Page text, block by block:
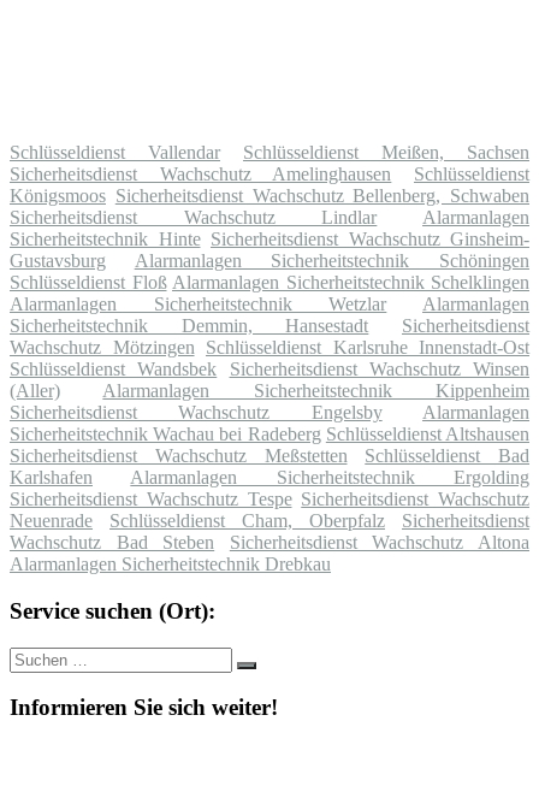
Schlüsseldienst Vallendar
Schlüsseldienst Meißen, Sachsen
Sicherheitsdienst Wachschutz Amelinghausen
Schlüsseldienst
Königsmoos Sicherheitsdienst Wachschutz Bellenberg, Schwaben
Sicherheitsdienst Wachschutz Lindlar
Alarmanlagen
Sicherheitstechnik Hinte Sicherheitsdienst Wachschutz Ginsheim-
Gustavsburg
Alarmanlagen Sicherheitstechnik Schöningen
Schlüsseldienst Floß Alarmanlagen Sicherheitstechnik Schelklingen
Alarmanlagen Sicherheitstechnik Wetzlar
Alarmanlagen
Sicherheitstechnik Demmin, Hansestadt
Sicherheitsdienst
Wachschutz Mötzingen
Schlüsseldienst Karlsruhe Innenstadt-Ost
Schlüsseldienst Wandsbek
Sicherheitsdienst Wachschutz Winsen
(Aller)
Alarmanlagen Sicherheitstechnik Kippenheim
Sicherheitsdienst Wachschutz Engelsby
Alarmanlagen
Sicherheitstechnik Wachau bei Radeberg Schlüsseldienst Altshausen
Sicherheitsdienst Wachschutz Meßstetten
Schlüsseldienst Bad
Karlshafen
Alarmanlagen Sicherheitstechnik Ergolding
Sicherheitsdienst Wachschutz Tespe Sicherheitsdienst Wachschutz
Neuenrade
Schlüsseldienst Cham, Oberpfalz
Sicherheitsdienst
Wachschutz Bad Steben
Sicherheitsdienst Wachschutz Altona
Alarmanlagen Sicherheitstechnik Drebkau
Service suchen (Ort):
Suche
nach:
Suchen
Informieren Sie sich weiter!